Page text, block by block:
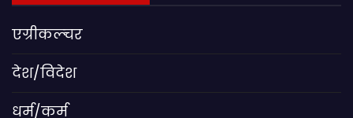
एग्रीकल्चर
देश/विदेश
धर्म/कर्म